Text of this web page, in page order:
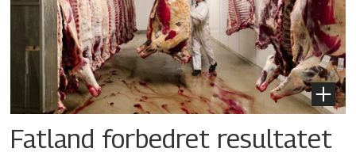
Fatland forbedret resultatet